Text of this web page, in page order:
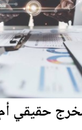
حقيقي